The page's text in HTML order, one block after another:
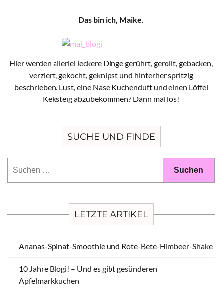
Das bin ich, Maike.
Hier werden allerlei leckere Dinge gerührt, gerollt, gebacken,
verziert, gekocht, geknipst und hinterher spritzig
beschrieben. Lust, eine Nase Kuchenduft und einen Löffel
Keksteig abzubekommen? Dann mal los!
SUCHE UND FINDE
LETZTE ARTIKEL
Ananas-Spinat-Smoothie und Rote-Bete-Himbeer-Shake
10 Jahre Blogi! – Und es gibt gesünderen
Apfelmarkkuchen